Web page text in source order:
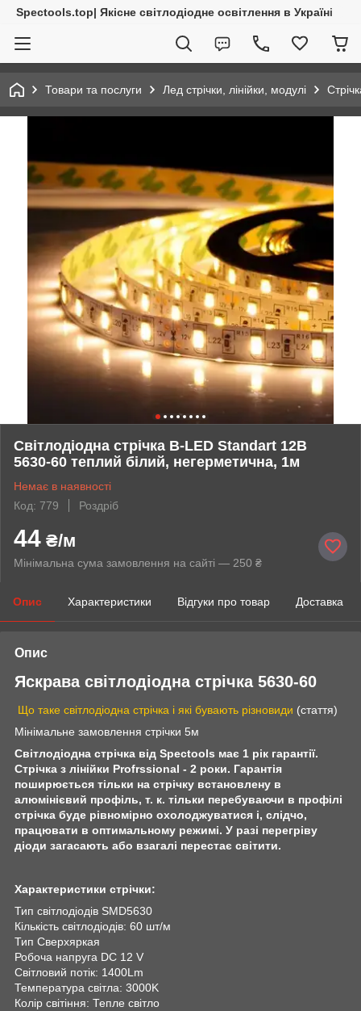
Spectools.top| Якісне світлодіодне освітлення в Україні
Товари та послуги Лед стрічки, лінійки, модулі
Світлодіодна стрічка B-LED Standart 12В
5630-60 теплий білий, негерметична, 1м
Немає в наявності
Код: 779
Роздріб
44 ₴/м
Мінімальна сума замовлення на сайті — 250 ₴
Опис Характеристики Відгуки про товар Доставка
Опис
Яскрава світлодіодна стрічка 5630-60
Що таке світлодіодна стрічка і які бувають різновиди (стаття)
Мінімальне замовлення стрічки 5м
Світлодіодна стрічка від Spectools має 1 рік гарантії.
Стрічка з лінійки Profrssional - 2 роки. Гарантія
поширюється тільки на стрічку встановлену в
алюмінієвий профіль, т. к. тільки перебуваючи в профілі
стрічка буде рівномірно охолоджуватися і, слідчо,
працювати в оптимальному режимі. У разі перегріву
діоди загасають або взагалі перестає світити.
Характеристики стрічки:
Тип світлодіодів SMD5630
Кількість світлодіодів: 60 шт/м
Тип Сверхяркая
Робоча напруга DC 12 V
Світловий потік: 1400Lm
Температура світла: 3000K
Колір світіння: Тепле світло